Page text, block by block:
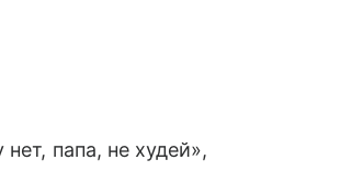
папа, не худей»,